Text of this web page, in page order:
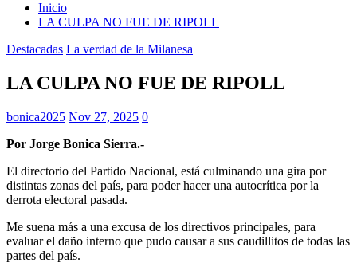
Inicio
LA CULPA NO FUE DE RIPOLL
Destacadas La verdad de la Milanesa
LA CULPA NO FUE DE RIPOLL
bonica2025 Nov 27, 2025 0
Por Jorge Bonica Sierra.-
El directorio del Partido Nacional, está culminando una gira por
distintas zonas del país, para poder hacer una autocrítica por la
derrota electoral pasada.
Me suena más a una excusa de los directivos principales, para
evaluar el daño interno que pudo causar a sus caudillitos de todas las
partes del país.